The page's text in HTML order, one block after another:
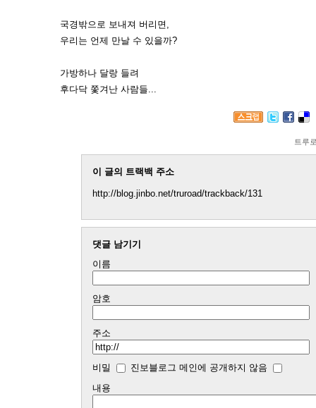
국경밖으로 보내져 버리면,
우리는 언제 만날 수 있을까?
가방하나 달랑 들려
후다닥 쫓겨난 사람들...
트루
이 글의 트랙백 주소
http://blog.jinbo.net/truroad/trackback/131
댓글 남기기
이름
암호
주소
비밀
진보블로그 메인에 공개하지 않음
내용